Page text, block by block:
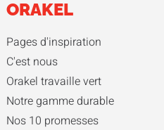
ORAKEL
Pages d'inspiration
C'est nous
Orakel travaille vert
Notre gamme durable
Nos 10 promesses